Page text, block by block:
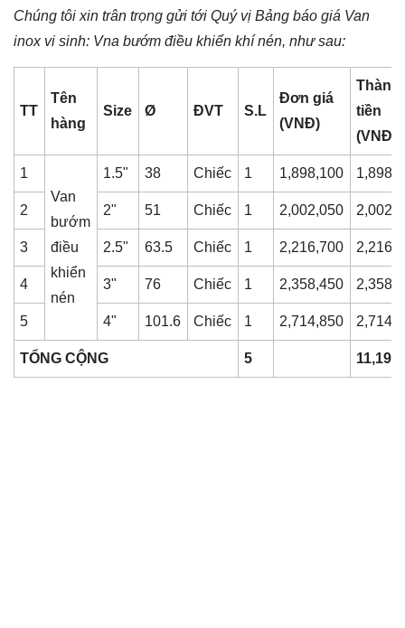
Chúng tôi xin trân trọng gửi tới Quý vị Bảng báo giá Van
inox vi sinh: Vna bướm điều khiển khí nén, như sau:
TT
Tên
hàng
Size Ø ĐVT S.L
Đơn giá
(VNĐ)
Thành
tiền
(VNĐ)
1
Van
bướm
điều
khiển
nén
1.5" 38 Chiếc 1 1,898,100
2 2" 51 Chiếc 1 2,002,050
3 2.5" 63.5 Chiếc 1 2,216,700
4 3" 76 Chiếc 1 2,358,450
5 4" 101.6 Chiếc 1 2,714,850
TỔNG CỘNG 5